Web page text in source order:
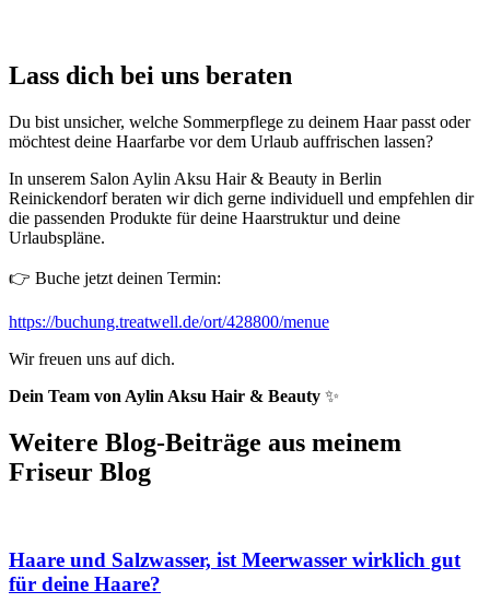
Lass dich bei uns beraten
Du bist unsicher, welche Sommerpflege zu deinem Haar passt oder
möchtest deine Haarfarbe vor dem Urlaub auffrischen lassen?
In unserem Salon Aylin Aksu Hair & Beauty in Berlin
Reinickendorf beraten wir dich gerne individuell und empfehlen dir
die passenden Produkte für deine Haarstruktur und deine
Urlaubspläne.
👉 Buche jetzt deinen Termin:
https://buchung.treatwell.de/ort/428800/menue
Wir freuen uns auf dich.
Dein Team von Aylin Aksu Hair & Beauty ✨
Weitere Blog-Beiträge aus meinem
Friseur Blog
Haare und Salzwasser, ist Meerwasser wirklich gut
für deine Haare?